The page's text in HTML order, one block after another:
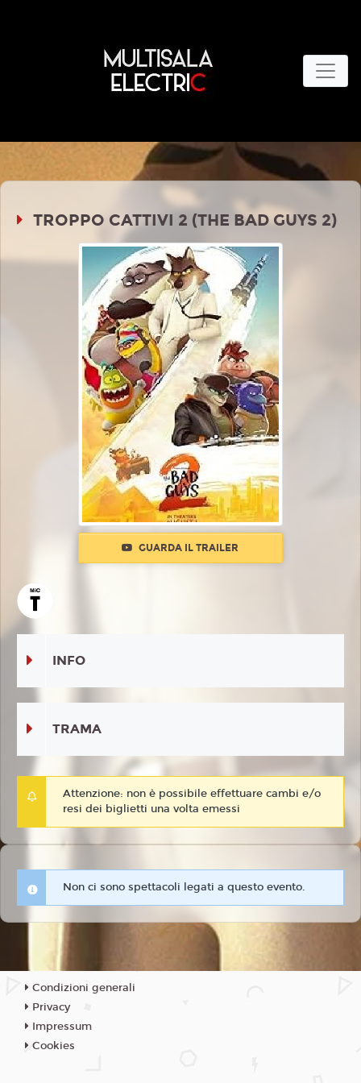
TROPPO CATTIVI 2 (THE BAD GUYS 2)
GUARDA IL TRAILER
INFO
TRAMA
Attenzione: non è possibile effettuare cambi e/o
resi dei biglietti una volta emessi
Non ci sono spettacoli legati a questo evento.
Condizioni generali
Privacy
Impressum
Cookies